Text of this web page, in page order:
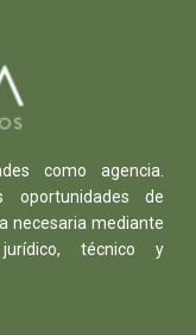
como agencia.
oportunidades de
necesaria mediante
técnico y